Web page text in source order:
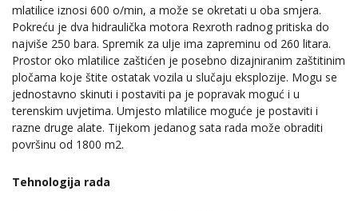
mlatilice iznosi 600 o/min, a može se okretati u oba smjera.
Pokreću je dva hidraulička motora Rexroth radnog pritiska do
najviše 250 bara. Spremik za ulje ima zapreminu od 260 litara.
Prostor oko mlatilice zaštićen je posebno dizajniranim zaštitinim
pločama koje štite ostatak vozila u slučaju eksplozije. Mogu se
jednostavno skinuti i postaviti pa je popravak moguć i u
terenskim uvjetima. Umjesto mlatilice moguće je postaviti i
razne druge alate. Tijekom jedanog sata rada može obraditi
površinu od 1800 m2.
Tehnologija rada